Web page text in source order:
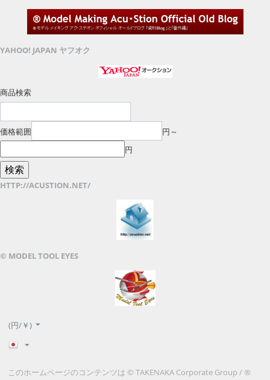
YAHOO! JAPAN ヤフオク
商品検索
価格範囲
円～
円
HTTP://ACUSTION.NET/
© MODEL TOOL EYES
(円/￥)
このホームページのコンテンツは © TAKENAKA Corporate Group / ®